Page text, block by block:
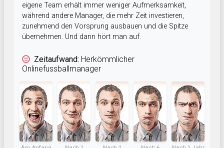
eigene Team erhält immer weniger Aufmerksamkeit,
während andere Manager, die mehr Zeit investieren,
zunehmend den Vorsprung ausbauen und die Spitze
übernehmen. Und dann hört man auf.
Zeitaufwand: Herkömmlicher
Onlinefussballmanager